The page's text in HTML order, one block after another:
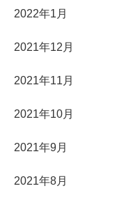
2022年1月
2021年12月
2021年11月
2021年10月
2021年9月
2021年8月